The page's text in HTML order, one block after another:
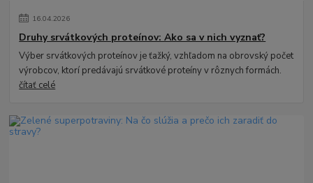
16.04.2026
Druhy srvátkových proteínov: Ako sa v nich vyznať?
Výber srvátkových proteínov je ťažký, vzhľadom na obrovský počet
výrobcov, ktorí predávajú srvátkové proteíny v rôznych formách.
čítať celé